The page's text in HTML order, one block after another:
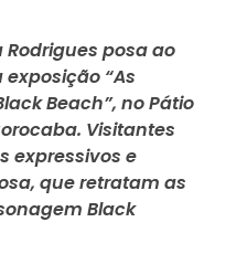
Rodrigues posa ao
“As
Beach”, no Pátio
Visitantes
expressivos e
que retratam as
Black